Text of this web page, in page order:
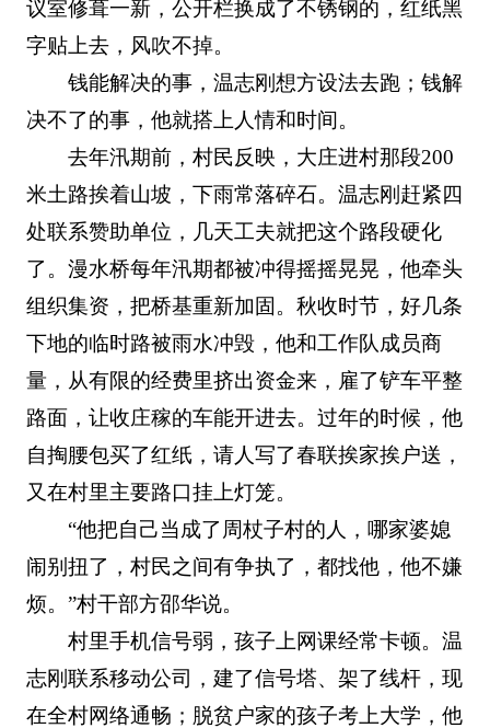
议室修葺一新，公开栏换成了不锈钢的，红纸黑
字贴上去，风吹不掉。
钱能解决的事，温志刚想方设法去跑；钱解
决不了的事，他就搭上人情和时间。
去年汛期前，村民反映，大庄进村那段200
米土路挨着山坡，下雨常落碎石。温志刚赶紧四
处联系赞助单位，几天工夫就把这个路段硬化
了。漫水桥每年汛期都被冲得摇摇晃晃，他牵头
组织集资，把桥基重新加固。秋收时节，好几条
下地的临时路被雨水冲毁，他和工作队成员商
量，从有限的经费里挤出资金来，雇了铲车平整
路面，让收庄稼的车能开进去。过年的时候，他
自掏腰包买了红纸，请人写了春联挨家挨户送，
又在村里主要路口挂上灯笼。
“他把自己当成了周杖子村的人，哪家婆媳
闹别扭了，村民之间有争执了，都找他，他不嫌
烦。”村干部方邵华说。
村里手机信号弱，孩子上网课经常卡顿。温
志刚联系移动公司，建了信号塔、架了线杆，现
在全村网络通畅；脱贫户家的孩子考上大学，他